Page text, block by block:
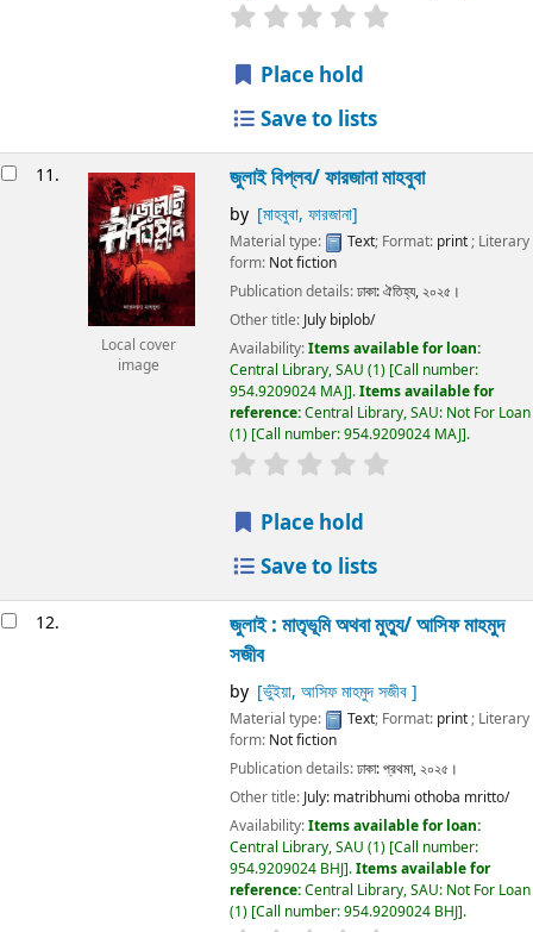
Place hold
Save to lists
11.
Local cover
image
জুলাই বিপ্লব/ফারজানা মাহবুবা
by [মাহবুবা, ফারজানা]
Material type: Text; Format: print; Literary
form: Not fiction
Publication details:ঢাকা:ঐতিহ্য,২০২৫।
Other title: July biplob/
Availability:Items available for loan:
Central Library, SAU (1) Call number:
954.9209024 MAJ .Items available for
reference:Central Library, SAU: Not For Loan
(1) Call number:954.9209024 MAJ .
Place hold
Save to lists
12. জুলাই : মাতৃভূমি অথবা মুত্যু/আসিফ মাহমুদ
সজীব
by [ভুঁইয়া, আসিফ মাহমুদ সজীব ]
Material type: Text; Format: print; Literary
form: Not fiction
Publication details:ঢাকা:প্রথমা,২০২৫।
Other title: July: matribhumi othoba mritto/
Availability:Items available for loan:
Central Library, SAU (1) Call number:
954.9209024 BHJ .Items available for
reference:Central Library, SAU: Not For Loan
(1) Call number:954.9209024 BHJ .